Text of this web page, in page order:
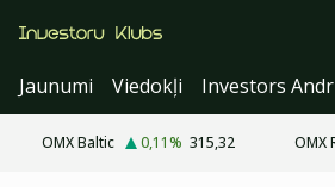
Jaunumi
Viedokļi Investors
OMX Baltic 0,11% 315,32 OMX